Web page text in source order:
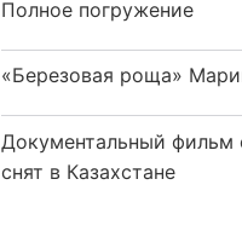
Полное погружение
«Березовая роща»
Документальный фильм
снят в Казахстане